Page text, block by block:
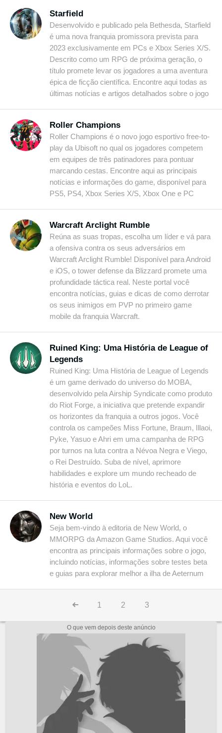
Starfield
Desenvolvido e publicado pela Bethesda, Starfield
é uma nova franquia promissora prevista para
2023 exclusivamente em PCs e Xbox Series X/S.
Descrito como um RPG de próxima geração, o
título promete levar os jogadores a uma aventura
épica de ficção científica. Encontre aqui todas as
últimas notícias e artigos detalhados sobre o jogo
Roller Champions
Roller Champions é o novo jogo esportivo free-to-
play da Ubisoft no qual os jogadores competem
em equipes de três patinadores para pontuar
marcando cestas. Encontre aqui as principais
notícias e informações do game, disponível para
PS5, PS4, Xbox Series X/S, Xbox One e PC
Warcraft Arclight Rumble
Reúna as suas tropas, escolha um líder e vá para
a ofensiva contra os seus adversários em
Warcraft Arclight Rumble! Disponível para Android
e iOS, o tower defense da Blizzard promete uma
profundidade táctica real. Neste portal você
encontra notícias, guias e dicas de como derrotar
os seus inimigos em PVP no primeiro game
mobile da franquia Warcraft.
Ruined King: Uma História de League of
Legends
Ruined King: Uma História de League of Legends
é um game derivado do universo do MOBA,
desenvolvido pela Airship Syndicate como produto
do Riot Forge, a iniciativa que pretende expandir
os horizontes da franquia a outros jogos. Você
controla os campeões Miss Fortune, Braum, Illaoi,
Pyke, Yasuo e Ahri em uma campanha de RPG
por turnos na luta contra a Névoa Negra e Viego,
o Rei Destruído. Suba de nível, aprimore
habilidades e explore um mundo recheado de
história e eventos do LoL.
New World
Seja bem-vindo à editoria de New World, o
MMORPG da Amazon Game Studios. Aqui você
encontra as principais informações sobre o jogo,
incluindo notícias, informações sobre testes beta
e guias para explorar melhor a ilha de Aeternum
1 2 3